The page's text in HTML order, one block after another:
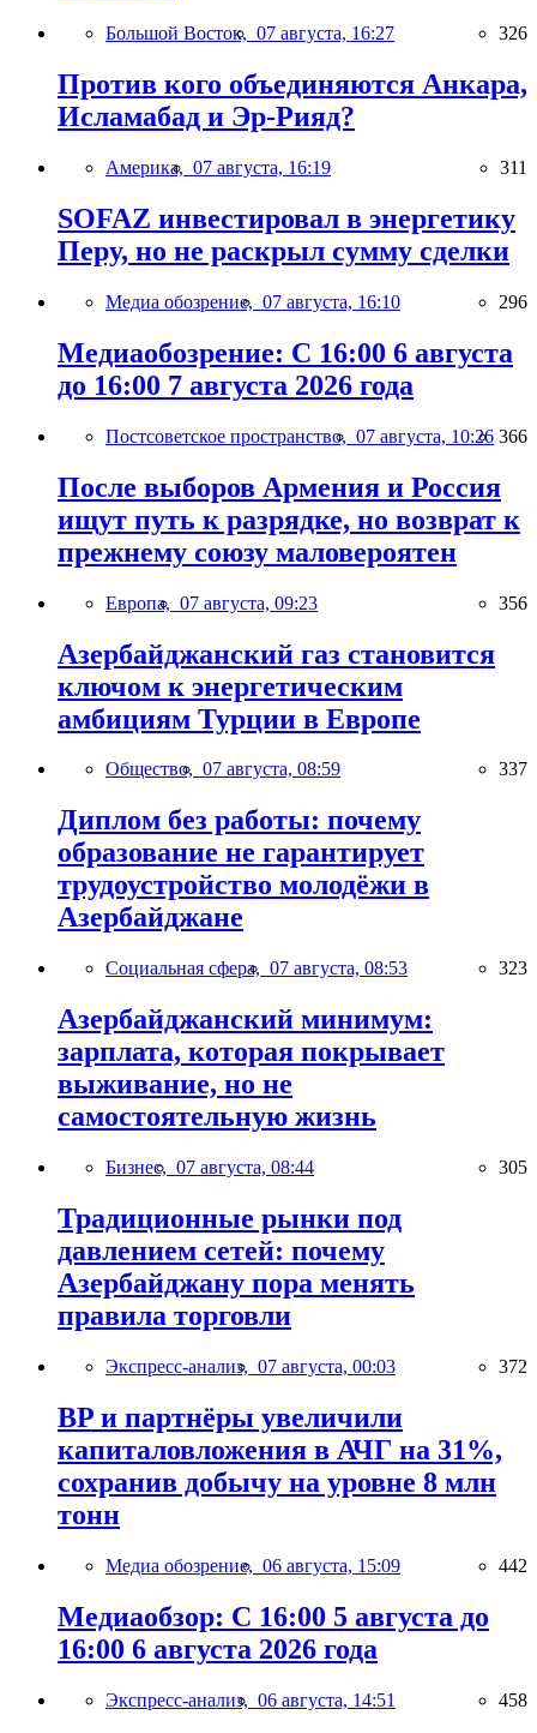
Большой Восток, 07 августа, 16:27 326
Против кого объединяются Анкара,
Исламабад и Эр-Рияд?
Америка, 07 августа, 16:19 311
SOFAZ инвестировал в энергетику
Перу, но не раскрыл сумму сделки
Медиа обозрение, 07 августа, 16:10 296
Медиаобозрение: С 16:00 6 августа
до 16:00 7 августа 2026 года
Постсоветское пространство, 07 августа, 10:26 366
После выборов Армения и Россия
ищут путь к разрядке, но возврат к
прежнему союзу маловероятен
Европа, 07 августа, 09:23 356
Азербайджанский газ становится
ключом к энергетическим
амбициям Турции в Европе
Общество, 07 августа, 08:59 337
Диплом без работы: почему
образование не гарантирует
трудоустройство молодёжи в
Азербайджане
Социальная сфера, 07 августа, 08:53 323
Азербайджанский минимум:
зарплата, которая покрывает
выживание, но не
самостоятельную жизнь
Бизнес, 07 августа, 08:44 305
Традиционные рынки под
давлением сетей: почему
Азербайджану пора менять
правила торговли
Экспресс-анализ, 07 августа, 00:03 372
BP и партнёры увеличили
капиталовложения в АЧГ на 31%,
сохранив добычу на уровне 8 млн
тонн
Медиа обозрение, 06 августа, 15:09 442
Медиаобзор: С 16:00 5 августа до
16:00 6 августа 2026 года
Экспресс-анализ, 06 августа, 14:51 458